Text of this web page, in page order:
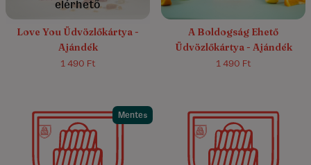
elérhető
Love You Üdvözlőkártya -
Ajándék
1 490 Ft
A Boldogság Ehető
Üdvözlőkártya - Ajándék
1 490 Ft
Mentes
4.7/5 (11)